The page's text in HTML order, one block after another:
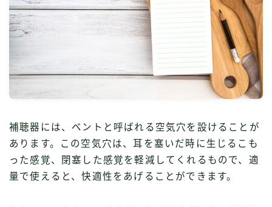
取り扱い補聴器
補聴器には、ベントと呼ばれる空気穴を設けることが
あります。この空気穴は、耳を塞いだ時に生じるこも
った感覚、閉塞した感覚を軽減してくれるもので、適
量で使えると、快適性をあげることができます。